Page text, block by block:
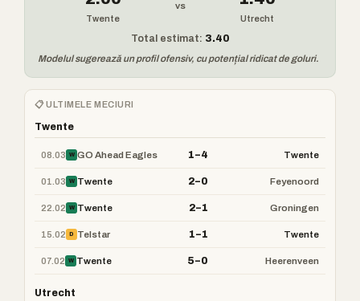
Twente
vs
Utrecht
Total estimat: 3.40
Modelul sugerează un profil ofensiv, cu potențial ridicat de goluri.
📋 ULTIMELE MECIURI
Twente
08.03 W GO Ahead Eagles 1–4 Twente
01.03 W Twente 2–0 Feyenoord
22.02 W Twente 2–1 Groningen
15.02 D Telstar 1–1 Twente
07.02 W Twente 5–0 Heerenveen
Utrecht